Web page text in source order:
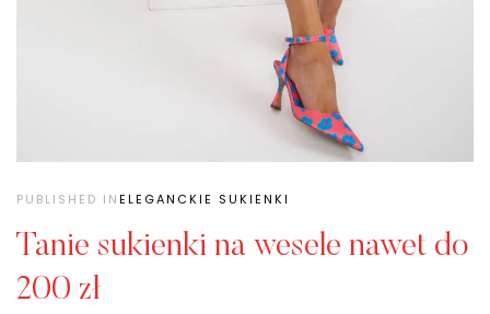
PUBLISHED INELEGANCKIE SUKIENKI
Tanie sukienki na wesele nawet do
200 zł